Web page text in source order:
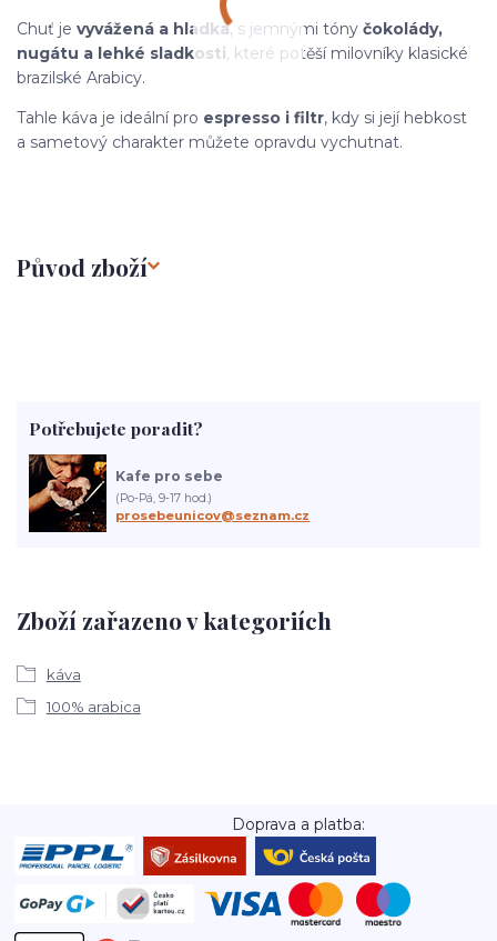
Chuť je vyvážená a hladká, s jemnými tóny čokolády,
nugátu a lehké sladkosti, které potěší milovníky klasické
brazilské Arabicy.
Tahle káva je ideální pro espresso i filtr, kdy si její hebkost
a sametový charakter můžete opravdu vychutnat.
Původ zboží
Zboží zařazeno v kategoriích
káva
100% arabica
Potřebujete poradit?
Kafe pro sebe
(Po-Pá, 9-17 hod.)
prosebeunicov@seznam.cz
Doprava a platba: